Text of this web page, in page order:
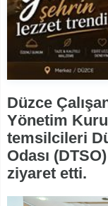
Düzce
Yönetim
temsilcileri
Odası
ziyaret etti.